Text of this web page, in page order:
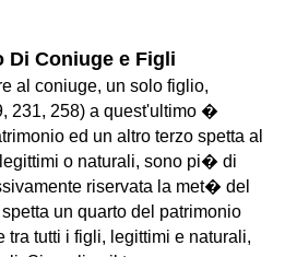
Di Coniuge e Figli
al coniuge, un solo figlio,
231, 258) a quest'ultimo �
ed un altro terzo spetta al
o naturali, sono pi� di
riservata la met� del
un quarto del patrimonio
tra tutti i figli, legittimi e naturali,